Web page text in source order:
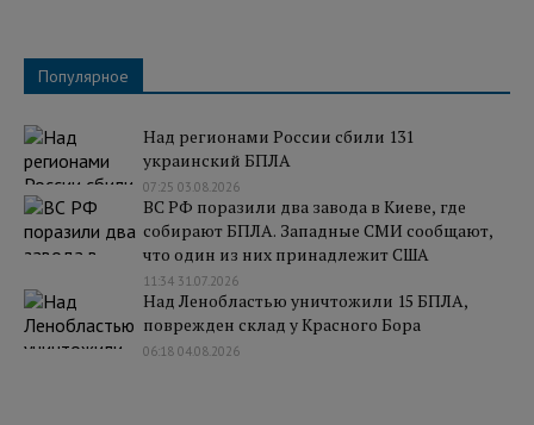
Популярное
Над регионами России сбили 131
украинский БПЛА
07:25 03.08.2026
ВС РФ поразили два завода в Киеве, где
собирают БПЛА. Западные СМИ сообщают,
что один из них принадлежит США
11:34 31.07.2026
Над Ленобластью уничтожили 15 БПЛА,
поврежден склад у Красного Бора
06:18 04.08.2026